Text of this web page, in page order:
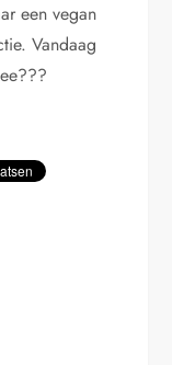
een vegan
Vandaag